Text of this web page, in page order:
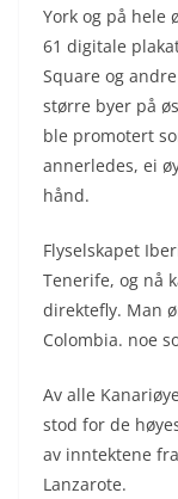
York og på hele
61 digitale
Square og
større byer på
ble promotert
annerledes, ei
hånd.
Flyselskapet
Tenerife, og nå
direktefly. Man
Colombia. noe
Av alle
stod for de
av inntektene
Lanzarote.